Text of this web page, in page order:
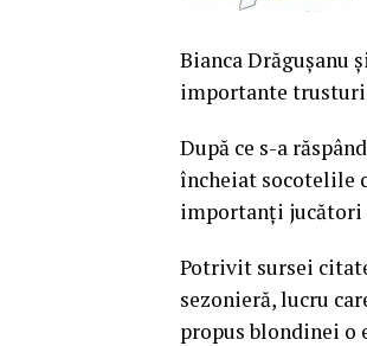
Bianca Drăguşanu
importante trusturi
După ce s-a
încheiat socotelile
importanţi jucători
Potrivit sursei
sezonieră, lucru
propus blondinei o